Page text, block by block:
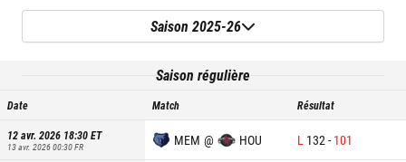
Saison 2025-26
Saison régulière
Date Match Résultat
12 avr. 2026 18:30ET
13 avr. 2026 00:30FR MEM @ HOU L 132 - 101